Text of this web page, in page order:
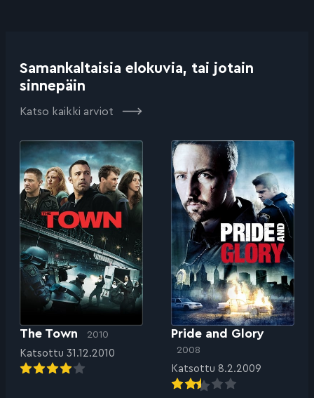
Samankaltaisia elokuvia, tai jotain
sinnepäin
Katso kaikki arviot
The Town 2010
Katsottu 31.12.2010
Pride and Glory
2008
Katsottu 8.2.2009